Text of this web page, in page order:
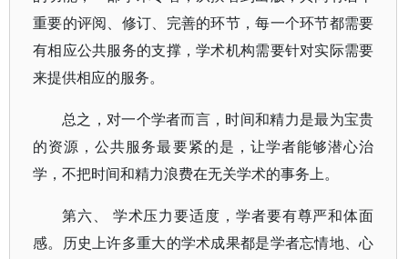
重要的评阅、修订、完善的环节，每一个环节都需要
有相应公共服务的支撑，学术机构需要针对实际需要
来提供相应的服务。
总之，对一个学者而言，时间和精力是最为宝贵
的资源，公共服务最要紧的是，让学者能够潜心治
学，不把时间和精力浪费在无关学术的事务上。
第六、 学术压力要适度，学者要有尊严和体面
感。历史上许多重大的学术成果都是学者忘情地、心